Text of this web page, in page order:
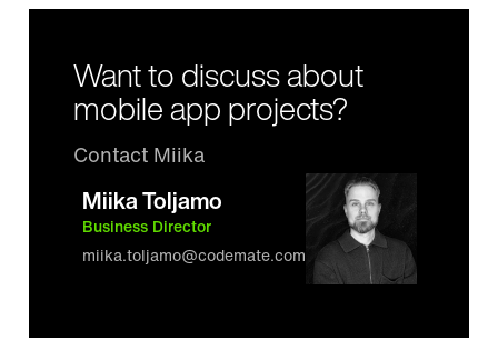
Want to discuss about
mobile app projects?
Contact Miika
Miika Toljamo
Business Director
miika.toljamo@codemate.com